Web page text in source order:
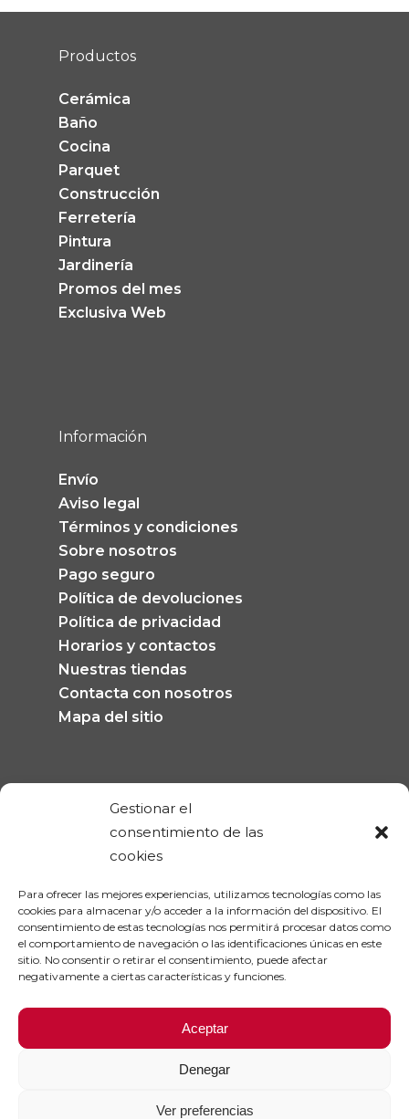
Gestionar el
consentimiento de las
cookies
Para ofrecer las mejores experiencias, utilizamos tecnologías como las
cookies para almacenar y/o acceder a la información del dispositivo. El
consentimiento de estas tecnologías nos permitirá procesar datos como
el comportamiento de navegación o las identificaciones únicas en este
sitio. No consentir o retirar el consentimiento, puede afectar
negativamente a ciertas características y funciones.
Aceptar
Denegar
Ver preferencias
Productos
Cerámica
Baño
Cocina
Parquet
Construcción
Ferretería
Pintura
Jardinería
Promos del mes
Exclusiva Web
Información
Envío
Aviso legal
Términos y condiciones
Sobre nosotros
Pago seguro
Política de devoluciones
Política de privacidad
Horarios y contactos
Nuestras tiendas
Contacta con nosotros
Mapa del sitio
Información de la tienda
Carretera de la Roca Km 5,
08924 Santa Coloma de Gramenet
España
Llámanos: 93 391 90 11
Contacto |Cookies